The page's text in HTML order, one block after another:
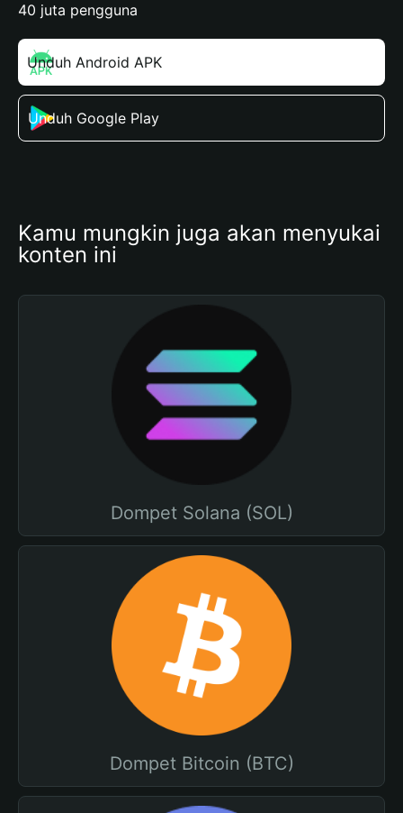
40 juta pengguna
Unduh Android APK
Unduh Google Play
Kamu mungkin juga akan menyukai
konten ini
Dompet Solana (SOL)
Dompet Bitcoin (BTC)